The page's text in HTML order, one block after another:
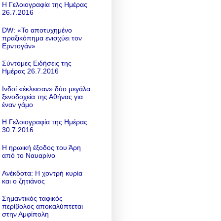
Η Γελοιογραφία της Ημέρας
26.7.2016
DW: «To αποτυχημένο
πραξικόπημα ενισχύει τον
Ερντογάν»
Σύντομες Ειδήσεις της
Ημέρας 26.7.2016
Ινδοί «έκλεισαν» δύο μεγάλα
ξενοδοχεία της Αθήνας για
έναν γάμο
Η Γελοιογραφία της Ημέρας
30.7.2016
Η ηρωική έξοδος του Άρη
από το Ναυαρίνο
Ανέκδοτα: Η χοντρή κυρία
και ο ζητιάνος
Σημαντικός ταφικός
περίβολος αποκαλύπτεται
στην Αμφίπολη